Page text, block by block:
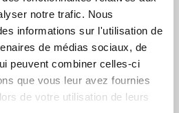
notre trafic. Nous
informations sur l'utilisation de
de médias sociaux, de
peuvent combiner celles-ci
que vous leur avez fournies
de votre utilisation de leurs
techniques